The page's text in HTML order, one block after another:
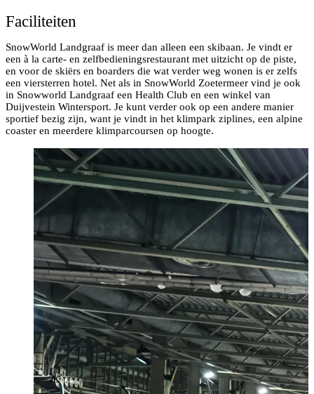
Faciliteiten
SnowWorld Landgraaf is meer dan alleen een skibaan. Je vindt er
een à la carte- en zelfbedieningsrestaurant met uitzicht op de piste,
en voor de skiërs en boarders die wat verder weg wonen is er zelfs
een viersterren hotel. Net als in SnowWorld Zoetermeer vind je ook
in Snowworld Landgraaf een Health Club en een winkel van
Duijvestein Wintersport. Je kunt verder ook op een andere manier
sportief bezig zijn, want je vindt in het klimpark ziplines, een alpine
coaster en meerdere klimparcoursen op hoogte.